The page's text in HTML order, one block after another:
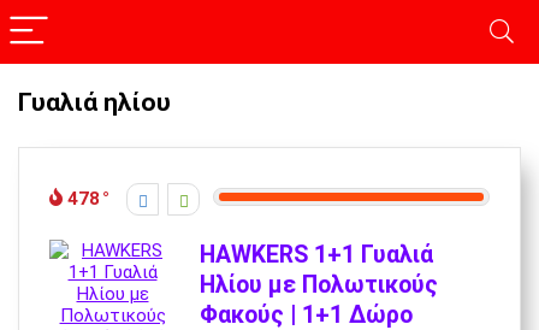
Γυαλιά ηλίου
478
HAWKERS 1+1 Γυαλιά
Ηλίου με Πολωτικούς
Φακούς | 1+1 Δώρο